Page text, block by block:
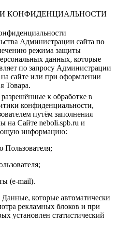
КОНФИДЕНЦИАЛЬНОСТИ
Администрации сайта по
режима защиты
данных, которые
по запросу Администрации
сайте или при оформлении
Товара.
к обработке в
конфиденциальности,
путём заполнения
на Сайте neboli.spb.ru и
информацию:
Пользователя;
(e-mail).
которые автоматически
рекламных блоков и при
установлен статистический